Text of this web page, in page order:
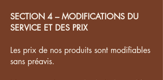
SECTION 4 – MODIFICATIONS DU
SERVICE ET DES PRIX
Les prix de nos produits sont modifiables
sans préavis.